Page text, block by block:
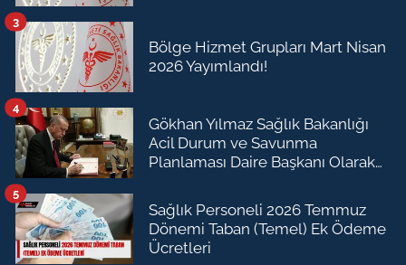
Bölge Hizmet Grupları Mart Nisan
2026 Yayımlandı!
3
Gökhan Yılmaz Sağlık Bakanlığı
Acil Durum ve Savunma
Planlaması Daire Başkanı Olarak
4
Sağlık Personeli 2026 Temmuz
Dönemi Taban (Temel) Ek Ödeme
Ücretleri
5